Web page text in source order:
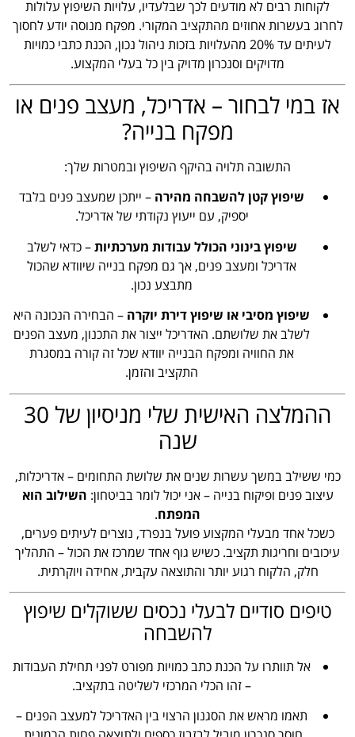
לקוחות רבים לא מודעים לכך שבלעדיו, עלויות השיפוץ עלולות
לחרוג בעשרות אחוזים מהתקציב המקורי. מפקח מנוסה יודע לחסוך
לעיתים עד 20% מהעלויות בזכות ניהול נכון, הכנת כתבי כמויות
מדויקים וסנכרון מדויק בין כל בעלי המקצוע.
אז במי לבחור – אדריכל, מעצב פנים או
מפקח בנייה?
התשובה תלויה בהיקף השיפוץ ובמטרות שלך:
שיפוץ קטן להשבחה מהירה – ייתכן שמעצב פנים בלבד
יספיק, עם ייעוץ נקודתי של אדריכל.
שיפוץ בינוני הכולל עבודות מערכתיות– כדאי לשלב
אדריכל ומעצב פנים, אך גם מפקח בנייה שיוודא שהכול
מתבצע נכון.
שיפוץ מסיבי או שיפוץ דירת יוקרה – הבחירה הנכונה היא
לשלב את שלושתם. האדריכל ייצור את התכנון, מעצב הפנים
את החוויה ומפקח הבנייה יוודא שכל זה קורה במסגרת
התקציב והזמן.
ההמלצה האישית שלי מניסיון של 30
שנה
כמי ששילב במשך עשרות שנים את שלושת התחומים – אדריכלות,
עיצוב פנים ופיקוח בנייה – אני יכול לומר בביטחון: השילוב הוא
המפתח.
כשכל אחד מבעלי המקצוע פועל בנפרד, נוצרים לעיתים פערים,
עיכובים וחריגות תקציב. כשיש גוף אחד שמרכז את הכול – התהליך
חלק, הלקוח רגוע יותר והתוצאה עקבית, אחידה ויוקרתית.
טיפים סודיים לבעלי נכסים ששוקלים שיפוץ
להשבחה
אל תוותרו על הכנת כתב כמויות מפורט לפני תחילת העבודות
– זהו הכלי המרכזי לשליטה בתקציב.
תאמו מראש את הסגנון הרצוי בין האדריכל למעצב הפנים –